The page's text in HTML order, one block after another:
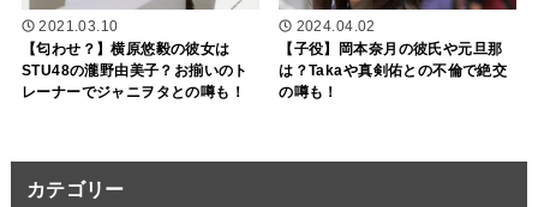
2021.03.10
【匂わせ？】横原悠毅の彼女は
STU48の瀧野由美子？お揃いのト
レーナーでジャニヲタとの噂も！
2024.04.02
【子役】岡本奈月の彼氏や元旦那
は？Takaや真剣佑との不倫で絶交
の噂も！
カテゴリー